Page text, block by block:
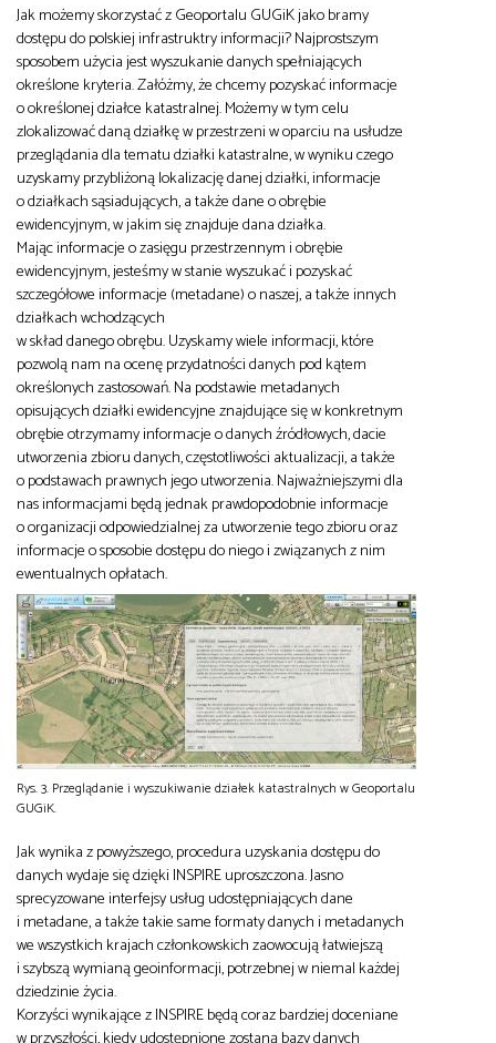
Jak możemy skorzystać z Geoportalu GUGiK jako bramy
dostępu do polskiej infrastruktry informacji? Najprostszym
sposobem użycia jest wyszukanie danych spełniających
określone kryteria. Załóżmy, że chcemy pozyskać informacje
o określonej działce katastralnej. Możemy w tym celu
zlokalizować daną działkę w przestrzeni w oparciu na usłudze
przeglądania dla tematu działki katastralne, w wyniku czego
uzyskamy przybliżoną lokalizację danej działki, informacje
o działkach sąsiadujących, a także dane o obrębie
ewidencyjnym, w jakim się znajduje dana działka.
Mając informacje o zasięgu przestrzennym i obrębie
ewidencyjnym, jesteśmy w stanie wyszukać i pozyskać
szczegółowe informacje (metadane) o naszej, a także innych
działkach wchodzących
w skład danego obrębu. Uzyskamy wiele informacji, które
pozwolą nam na ocenę przydatności danych pod kątem
określonych zastosowań. Na podstawie metadanych
opisujących działki ewidencyjne znajdujące się w konkretnym
obrębie otrzymamy informacje o danych źródłowych, dacie
utworzenia zbioru danych, częstotliwości aktualizacji, a także
o podstawach prawnych jego utworzenia. Najważniejszymi dla
nas informacjami będą jednak prawdopodobnie informacje
o organizacji odpowiedzialnej za utworzenie tego zbioru oraz
informacje o sposobie dostępu do niego i związanych z nim
ewentualnych opłatach.
Rys. 3. Przeglądanie i wyszukiwanie działek katastralnych w Geoportalu
GUGiK.
Jak wynika z powyższego, procedura uzyskania dostępu do
danych wydaje się dzięki INSPIRE uproszczona. Jasno
sprecyzowane interfejsy usług udostępniających dane
i metadane, a także takie same formaty danych i metadanych
we wszystkich krajach członkowskich zaowocują łatwiejszą
i szybszą wymianą geoinformacji, potrzebnej w niemal każdej
dziedzinie życia.
Korzyści wynikające z INSPIRE będą coraz bardziej doceniane